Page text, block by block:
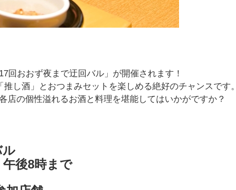
回おおず夜まで迂回バル」が開催されます！
し酒」とおつまみセットを楽しめる絶好のチャンスです。
店の個性溢れるお酒と料理を堪能してはいかがですか？
ル
午後8時まで